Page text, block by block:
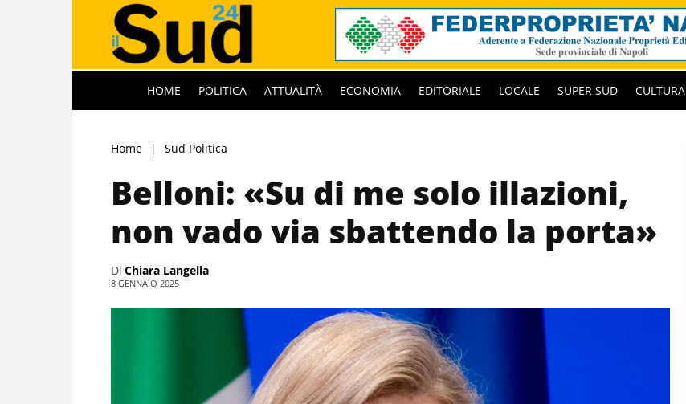
HOME POLITICA ATTUALITÀ ECONOMIA EDITORIALE LOCALE SUPER SUD CULTURA
Home Sud Politica
Belloni: «Su di me solo illazioni,
non vado via sbattendo la porta»
Di Chiara Langella
8 GENNAIO 2025